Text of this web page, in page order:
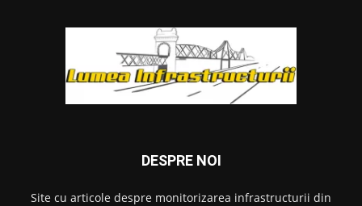
DESPRE NOI
Site cu articole despre monitorizarea infrastructurii din